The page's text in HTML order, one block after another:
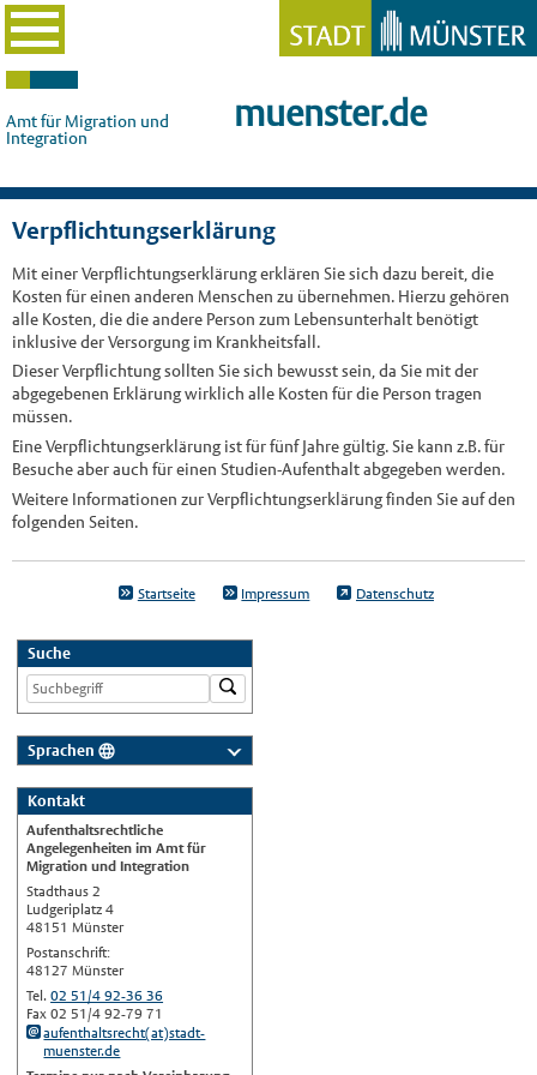
Amt für Migration und
Integration
muenster.de
Verpflichtungserklärung
Mit einer Verpflichtungserklärung erklären Sie sich dazu bereit, die
Kosten für einen anderen Menschen zu übernehmen. Hierzu gehören
alle Kosten, die die andere Person zum Lebensunterhalt benötigt
inklusive der Versorgung im Krankheitsfall.
Dieser Verpflichtung sollten Sie sich bewusst sein, da Sie mit der
abgegebenen Erklärung wirklich alle Kosten für die Person tragen
müssen.
Eine Verpflichtungserklärung ist für fünf Jahre gültig. Sie kann z.B. für
Besuche aber auch für einen Studien-Aufenthalt abgegeben werden.
Weitere Informationen zur Verpflichtungserklärung finden Sie auf den
folgenden Seiten.
Startseite Impressum Datenschutz
Suche
Sprachen
Nederlands
English
Українська
Türkçe
اللغة العربية
Français
Español
Polski
Kontakt
Aufenthaltsrechtliche
Angelegenheiten im Amt für
Migration und Integration
Stadthaus 2
Ludgeriplatz 4
48151 Münster
Postanschrift:
48127 Münster
Tel.02 51/4 92-36 36
Fax 02 51/4 92-79 71
aufenthaltsrecht(at)stadt-
muenster.de